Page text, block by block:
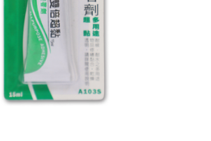
宜，請瀏覽以下網址：
先徵得法定代理人或監護人之同意方可使用
未經同意申辦者引起之損失，本公司不負相關責
付」時，將依據個別帳號之用戶狀況，依本公司即
度；若仍有額度不足之情形，本公司將視審查結果
號或使用他人資訊註冊。若發現惡意使用之情形，